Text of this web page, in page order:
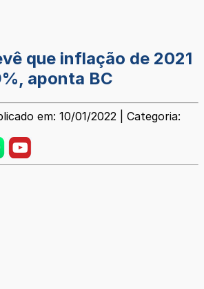
que inflação de 2021
aponta BC
em: 10/01/2022 | Categoria: